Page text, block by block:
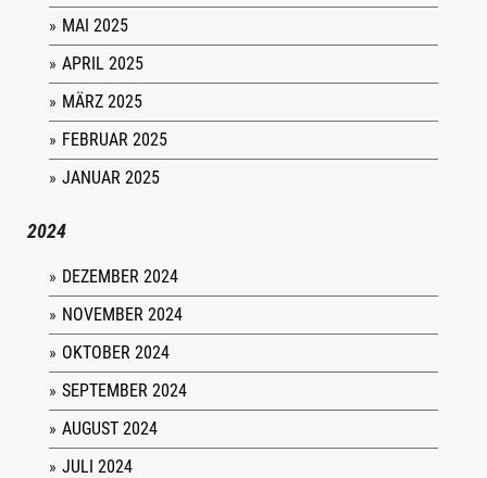
MAI 2025
APRIL 2025
MÄRZ 2025
FEBRUAR 2025
JANUAR 2025
2024
DEZEMBER 2024
NOVEMBER 2024
OKTOBER 2024
SEPTEMBER 2024
AUGUST 2024
JULI 2024